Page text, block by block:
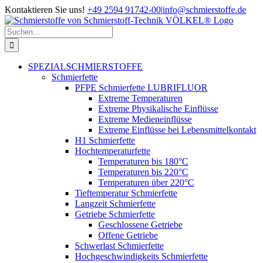
Zum
Inhalt
springen
Kontaktieren Sie uns! +49 2594 91742-00|info@schmierstoffe.de
Suche
nach:
SPEZIALSCHMIERSTOFFE
Schmierfette
PFPE Schmierfette LUBRIFLUOR
Extreme Temperaturen
Extreme Physikalische Einflüsse
Extreme Medieneinflüsse
Extreme Einflüsse bei Lebensmittelkontakt
H1 Schmierfette
Hochtemperaturfette
Temperaturen bis 180°C
Temperaturen bis 220°C
Temperaturen über 220°C
Tieftemperatur Schmierfette
Langzeit Schmierfette
Getriebe Schmierfette
Geschlossene Getriebe
Offene Getriebe
Schwerlast Schmierfette
Hochgeschwindigkeits Schmierfette